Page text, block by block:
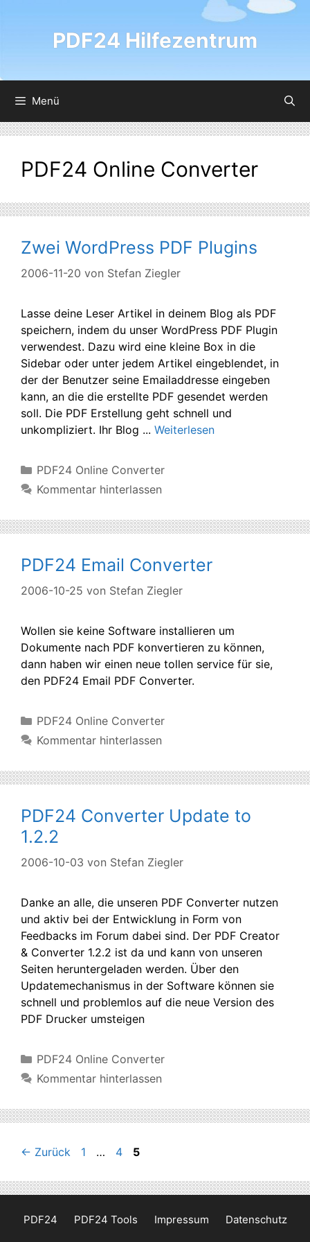
PDF24 Hilfezentrum
Menü
PDF24 Online Converter
Zwei WordPress PDF Plugins
2006-11-20 von Stefan Ziegler
Lasse deine Leser Artikel in deinem Blog als PDF
speichern, indem du unser WordPress PDF Plugin
verwendest. Dazu wird eine kleine Box in die
Sidebar oder unter jedem Artikel eingeblendet, in
der der Benutzer seine Emailaddresse eingeben
kann, an die die erstellte PDF gesendet werden
soll. Die PDF Erstellung geht schnell und
unkompliziert. Ihr Blog ... Weiterlesen
Kategorien
PDF24 Online Converter
Kommentar hinterlassen
PDF24 Email Converter
2006-10-25 von Stefan Ziegler
Wollen sie keine Software installieren um
Dokumente nach PDF konvertieren zu können,
dann haben wir einen neue tollen service für sie,
den PDF24 Email PDF Converter.
Kategorien
PDF24 Online Converter
Kommentar hinterlassen
PDF24 Converter Update to
1.2.2
2006-10-03 von Stefan Ziegler
Danke an alle, die unseren PDF Converter nutzen
und aktiv bei der Entwicklung in Form von
Feedbacks im Forum dabei sind. Der PDF Creator
& Converter 1.2.2 ist da und kann von unseren
Seiten heruntergeladen werden. Über den
Updatemechanismus in der Software können sie
schnell und problemlos auf die neue Version des
PDF Drucker umsteigen
Kategorien
PDF24 Online Converter
Kommentar hinterlassen
← Zurück Seite
1 … Seite
4 Seite
5
PDF24 PDF24 Tools Impressum Datenschutz